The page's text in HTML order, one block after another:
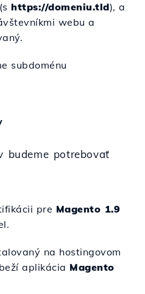
https://domeniu.tld), a
webu a
subdoménu
budeme potrebovať
pre Magento 1.9
na hostingovom
aplikácia Magento